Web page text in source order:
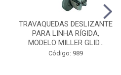
TRAVAQUEDAS DESLIZANTE
PARA LINHA RÍGIDA,
MODELO MILLER GLID...
Código: 989